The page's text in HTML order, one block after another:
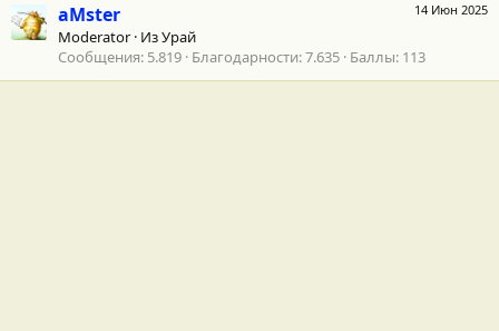
14 Июн 2025
aMster
Moderator · ИзУрай
Сообщения 5.819 Благодарности 7.635 Баллы 113